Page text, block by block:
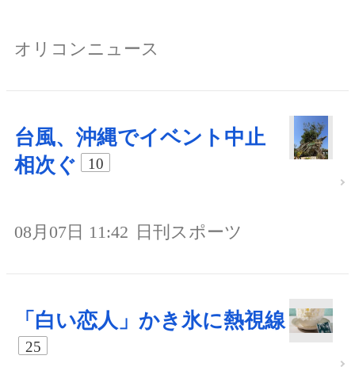
オリコンニュース
台風、沖縄でイベント中止
相次ぐ
10
08月07日 11:42 日刊スポーツ
「白い恋人」かき氷に熱視線
25